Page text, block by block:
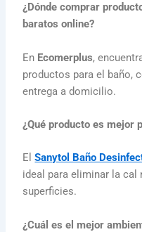
¿Dónde comprar
baratos online?
En Ecomerplus,
productos para el baño,
entrega a domicilio.
¿Qué producto es mejor
ElSanytol Baño
ideal para eliminar la
superficies.
¿Cuál es el mejor